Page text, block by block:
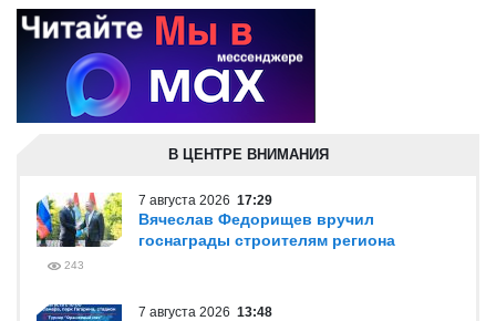
В ЦЕНТРЕ ВНИМАНИЯ
7 августа 2026 17:29
Вячеслав Федорищев вручил
госнаграды строителям региона
243
7 августа 2026 13:48